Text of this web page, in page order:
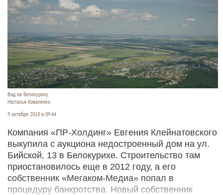
Вид на Белокуриху.
Настасья Коваленко
9 октября 2018 в 09:44
Компания «ПР-Холдинг» Евгения Клейнатовского
выкупила с аукциона недостроенный дом на ул.
Бийской, 13 в Белокурихе. Строительство там
приостановилось еще в 2012 году, а его
собственник «Мегаком-Медиа» попал в
процедуру банкротства. Новый собственник